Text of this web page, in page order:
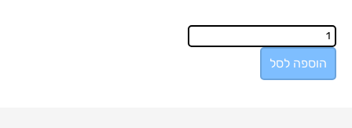
הוספה לסל